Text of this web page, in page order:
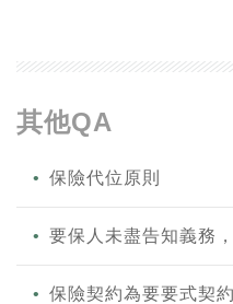
其他QA
保險代位原則
要保人未盡告知義務
保險契約為要要式契